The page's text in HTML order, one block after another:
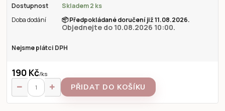
Dostupnost
Skladem 2 ks
Doba dodání
📦Předpokládané doručení již 11.08.2026.
Objednejte do 10.08.2026 10:00.
Nejsme plátci DPH
190 Kč/ks
PŘIDAT DO KOŠÍKU